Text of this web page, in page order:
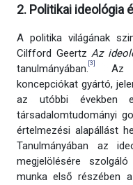
2. Politikai ideológia
A politika világának
Cilfford GeertzAz
tanulmányában. [3]
Az
koncepciókat gyártó,
az utóbbi években
társadalomtudományi
értelmezési alapállást
Tanulmányában az
megjelölésére
munka első részében